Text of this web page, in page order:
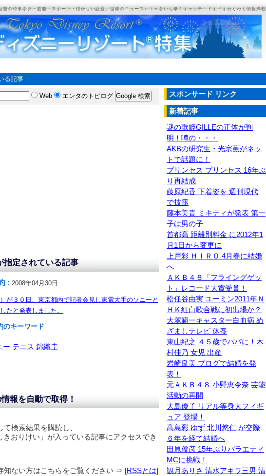
の時事ネタ・芸能・スポーツ・懐かしい話題、世界のニュースｅｔｃをいち早くキャッチ！ドキドキわくわく情報満載
る記事
指定されている記事
: 2008年04月30日
が３０日、東京都内で記者会見し家電大手のソニーと
たと発表しました。
のキーワード
ー テニス 錦織圭
報を自動で取得！
検索結果を購読し、
きおりけい 」が入っている記事にアクセスでき
知ない方はこちらをご覧ください ⇒ [RSSとは]
Web エンタのトピログ スポンサード リンク
新着記事
謎の歌姫GILLEの正体が判
明！噂の・・・
AKBの研究生・光宗薫がネッ
トで話題に！
プリンセス プリンセス 16年ぶ
り再結成
藤原紀香 下着姿を 週刊現代
で披露
藤本美貴 ミキティが発表 第一
子は男の子
首都高 距離別料金 に2012年1
月1日から変更に
上戸彩 ＨＩＲＯ 4月春に結婚
へ
ＡＫＢ４８「フライングゲッ
ト」レコード大賞受賞！
松任谷由実 ユーミン2011年Ｎ
ＨＫ紅白歌合戦に初出場か？
大塚範一キャスター白血病 め
ざましテレビ 休養
東山紀之 ４５歳でパパに！木
村佳乃 女児 出産
岩崎良美 ブログで結婚を発
表！
元ＡＫＢ４８ 小野恵令奈 芸能
活動の再開
大島優子 リアル等身大フィギ
ュア 登場！
高島彩 ゆず 北川悠仁 が交際
６年を経て結婚へ
田原俊彦 15年ぶりバラエティ
MCに挑戦！
観月ありさ 清水アキラ三男 清